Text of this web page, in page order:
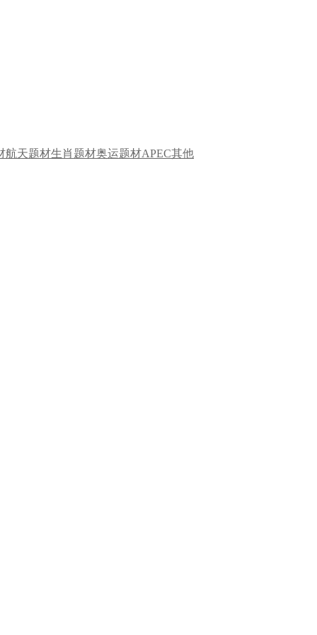
航天题材生肖题材奥运题材APEC其他